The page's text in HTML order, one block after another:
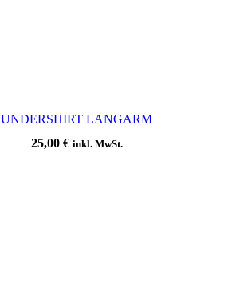
UNDERSHIRT LANGARM
25,00 € inkl. MwSt.